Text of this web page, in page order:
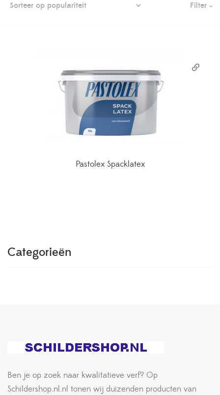
Filter
Pastolex Spacklatex
Categorieën
Ben je op zoek naar kwalitatieve verf? Op
Schildershop.nl.nl tonen wij duizenden producten van